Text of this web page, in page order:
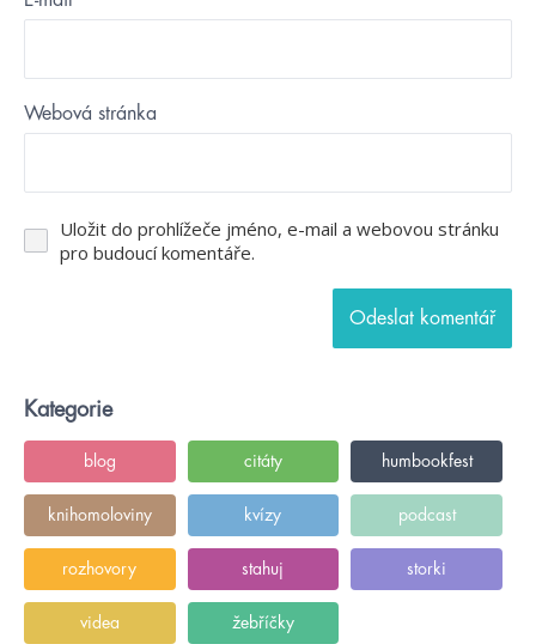
Webová stránka
Uložit do prohlížeče jméno, e-mail a webovou stránku
pro budoucí komentáře.
Kategorie
blog citáty humbookfest
knihomoloviny kvízy podcast
rozhovory stahuj storki
videa žebříčky